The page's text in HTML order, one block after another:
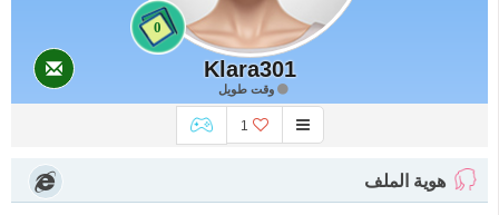
0
Klara301
وقت طويل
1
هوية الملف